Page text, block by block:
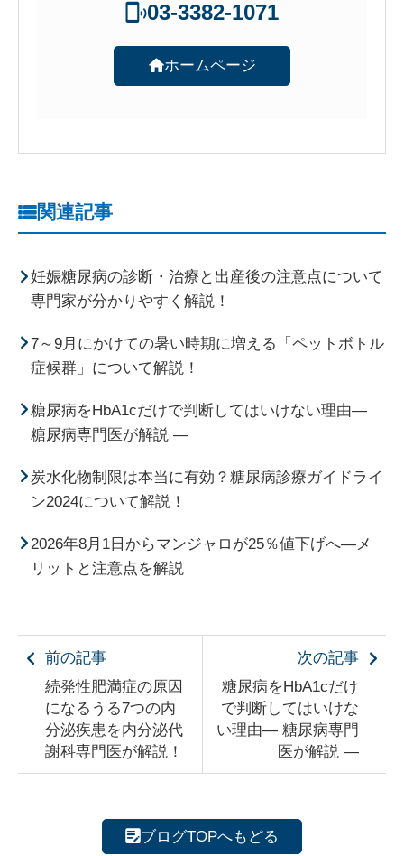
03-3382-1071
ホームページ
関連記事
妊娠糖尿病の診断・治療と出産後の注意点について
専門家が分かりやすく解説！
7～9月にかけての暑い時期に増える「ペットボトル
症候群」について解説！
糖尿病をHbA1cだけで判断してはいけない理由―
糖尿病専門医が解説 ―
炭水化物制限は本当に有効？糖尿病診療ガイドライ
ン2024について解説！
2026年8月1日からマンジャロが25％値下げへ―メ
リットと注意点を解説
前の記事
続発性肥満症の原因
になるうる7つの内
分泌疾患を内分泌代
謝科専門医が解説！
次の記事
糖尿病をHbA1cだけ
で判断してはいけな
い理由― 糖尿病専門
医が解説 ―
ブログTOPへもどる